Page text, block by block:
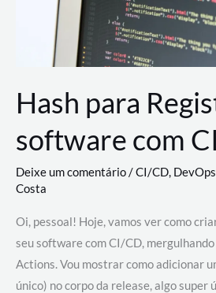
desenvolvimento
Hash para
software com
Deixe um comentário/CI/CD, DevOps
Costa
Oi, pessoal! Hoje, vamos ver como
seu software com CI/CD,
Actions. Vou mostrar como adicionar
único) no corpo da release, algo